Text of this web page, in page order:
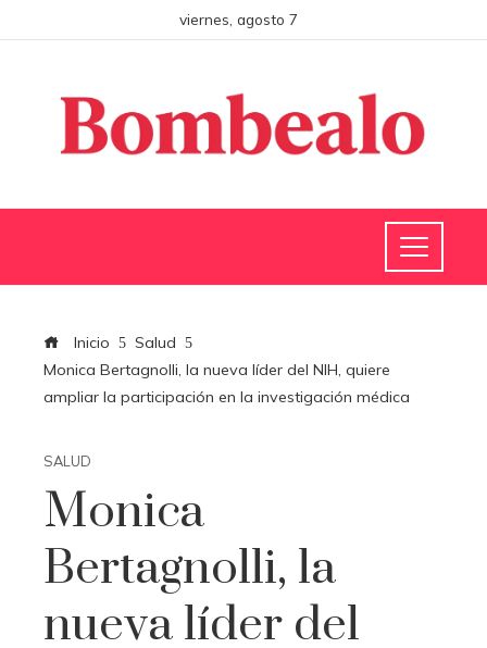
viernes, agosto 7
Inicio
Salud
Monica Bertagnolli, la nueva líder del NIH, quiere
ampliar la participación en la investigación médica
SALUD
Monica
Bertagnolli, la
nueva líder del